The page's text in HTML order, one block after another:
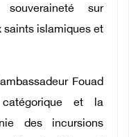
souveraineté sur
saints islamiques et
Fouad
et la
des incursions